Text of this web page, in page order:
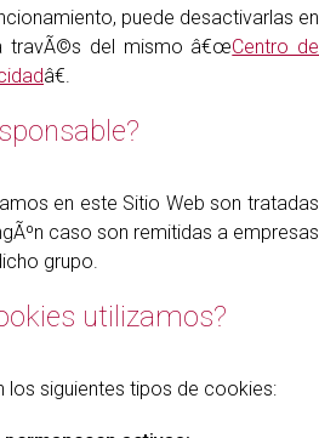
puede desactivarlas en
travÃ©s del mismo â€œCentro de
â€.
en este Sitio Web son tratadas
caso son remitidas a empresas
grupo.
utilizamos?
los siguientes tipos de cookies: